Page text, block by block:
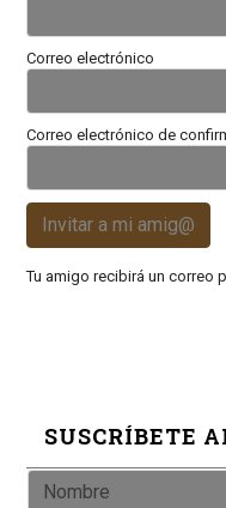
Correo electrónico
Correo electrónico de
Invitar a mi amig@
Tu amigo recibirá un correo
SUSCRÍBETE